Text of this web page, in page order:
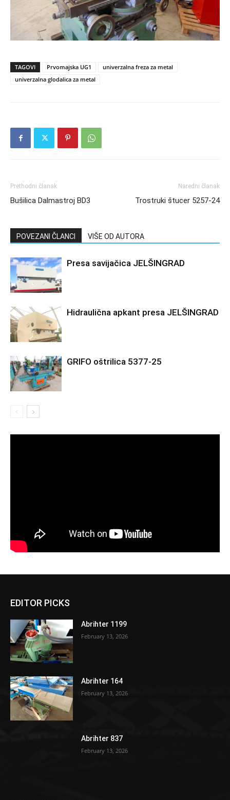
TAGOVI Prvomajska UG1
univerzalna freza za metal
univerzalna glodalica za metal
Prethodni članak
Bušilica Dalmastroj BD3
Naredni članak
Trostruki štucer 5257-24
POVEZANI ČLANCI VIŠE OD AUTORA
Presa savijačica JELŠINGRAD
Hidraulična apkant presa JELŠINGRAD
GRIFO oštrilica 5377-25
EDITOR PICKS
Abrihter 1199
February 13, 2026
Abrihter 164
February 13, 2026
Abrihter 837
February 13, 2026